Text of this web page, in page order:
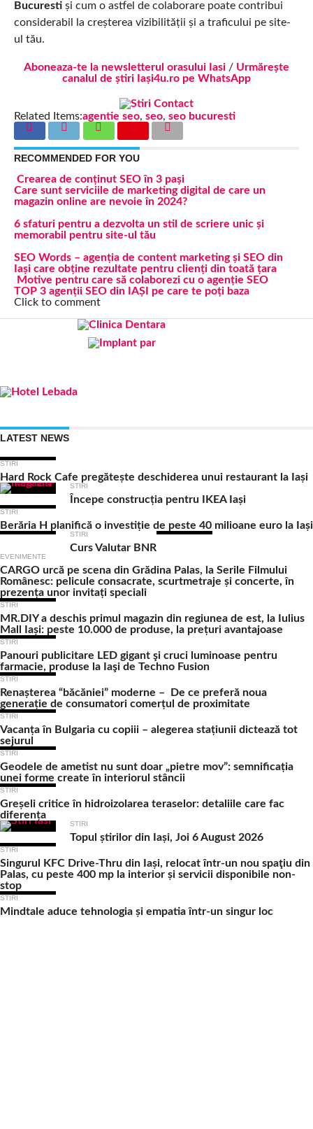
Bucuresti și cum o astfel de colaborare poate contribui
considerabil la creșterea vizibilității și a traficului pe site-
ul tău.
Aboneaza-te la newsletterul orasului Iasi/ Urmărește
canalul de știri Iași4u.ro pe WhatsApp
Related Items:agentie seo, seo, seo bucuresti
RECOMMENDED FOR YOU
Crearea de conținut SEO în 3 pași
Care sunt serviciile de marketing digital de care un
magazin online are nevoie în 2024?
6 sfaturi pentru a dezvolta un stil de scriere unic și
memorabil pentru site-ul tău
SEO Words – agenția de content marketing și SEO din
Iași care obține rezultate pentru clienți din toată țara
Motive pentru care să colaborezi cu o agenție SEO
TOP 3 agenții SEO din IAȘI pe care te poți baza
Click to comment
LATEST NEWS
STIRI
Hard Rock Cafe pregătește deschiderea unui restaurant la Iași
STIRI
Începe construcția pentru IKEA Iași
STIRI
Berăria H planifică o investiție de peste 40 milioane euro la Iași
STIRI
Curs Valutar BNR
EVENIMENTE
CARGO urcă pe scena din Grădina Palas, la Serile Filmului
Românesc: pelicule consacrate, scurtmetraje și concerte, în
prezența unor invitați speciali
STIRI
MR.DIY a deschis primul magazin din regiunea de est, la Iulius
Mall Iași: peste 10.000 de produse, la prețuri avantajoase
STIRI
Panouri publicitare LED gigant şi cruci luminoase pentru
farmacie, produse la Iaşi de Techno Fusion
STIRI
Renașterea “băcăniei” moderne – De ce preferă noua
generație de consumatori comerțul de proximitate
STIRI
Vacanța în Bulgaria cu copiii – alegerea stațiunii dictează tot
sejurul
STIRI
Geodele de ametist nu sunt doar „pietre mov”: semnificația
unei forme create în interiorul stâncii
STIRI
Greșeli critice în hidroizolarea teraselor: detaliile care fac
diferența
STIRI
Topul știrilor din Iași, Joi 6 August 2026
STIRI
Singurul KFC Drive-Thru din Iași, relocat într-un nou spaţiu din
Palas, cu peste 400 mp la interior și servicii disponibile non-
stop
STIRI
Mindtale aduce tehnologia și empatia într-un singur loc